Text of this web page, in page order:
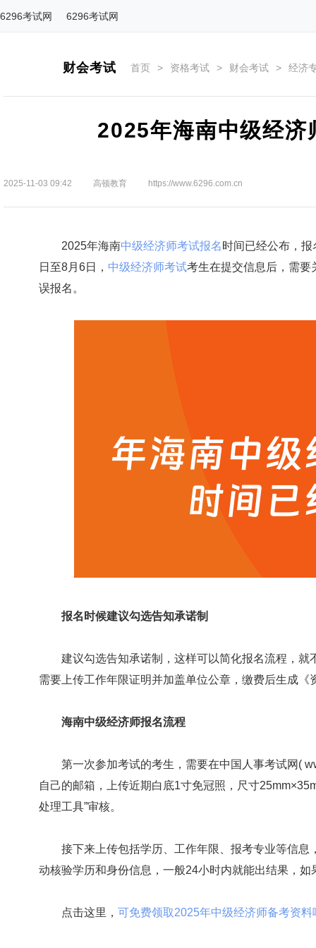
6296考试网 6296考试网
财会考试 首页 > 资格考试 > 财会考试 > 经济
2025年海南中级经济
2025-11-03 09:42 高顿教育 https://www.6296.com.cn
2025年海南中级经济师考试报名时间已经公布，
日至8月6日， 中级经济师考试考生在提交信息后，需要
误报名。
报名时候建议勾选告知承诺制
建议勾选告知承诺制，这样可以简化报名流程，就
需要上传工作年限证明并加盖单位公章，缴费后生成
海南中级经济师报名流程
第一次参加考试的考生，需要在中国人事考试网(
自己的邮箱，上传近期白底1寸免冠照，尺寸
处理工具”审核。
接下来上传包括学历、工作年限、报考专业等信息
动核验学历和身份信息，一般24小时内就能出结果，
点击这里， 可免费领取2025年中级经济师备考资料